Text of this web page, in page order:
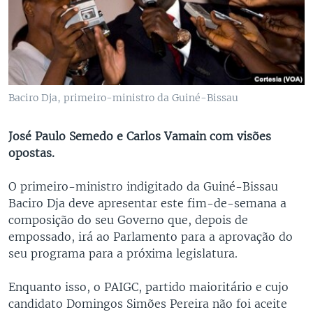
Baciro Dja, primeiro-ministro da Guiné-Bissau
José Paulo Semedo e Carlos Vamain com visões
opostas.
O primeiro-ministro indigitado da Guiné-Bissau
Baciro Dja deve apresentar este fim-de-semana a
composição do seu Governo que, depois de
empossado, irá ao Parlamento para a aprovação do
seu programa para a próxima legislatura.
Enquanto isso, o PAIGC, partido maioritário e cujo
candidato Domingos Simões Pereira não foi aceite